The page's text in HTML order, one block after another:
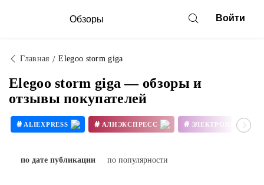
Обзоры Войти
Главная Elegoo storm giga
Elegoo storm giga — обзоры и
отзывы покупателей
# ALIEXPRESS # АЛИЭКСПРЕСС # ЭЛЕКТРОНИКА
по дате публикации по популярности